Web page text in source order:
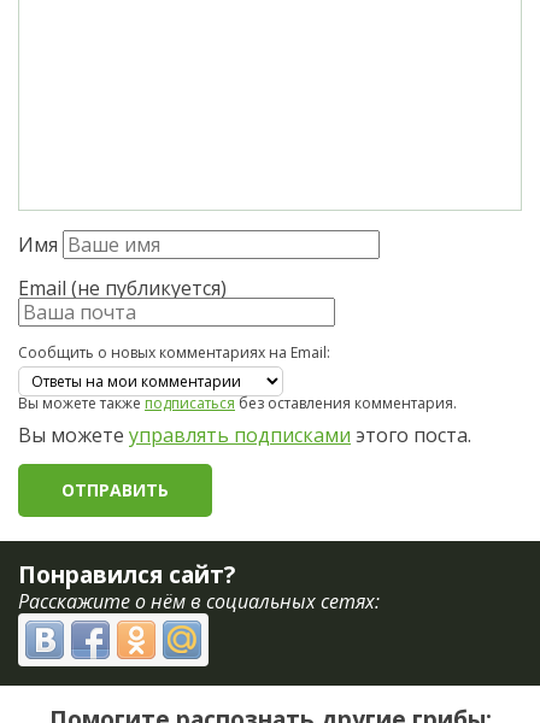
Имя
Email (не публикуется)
Сообщить о новых комментариях на Email:
Вы можете такжеподписатьсябез оставления комментария.
Вы можете управлять подписками этого поста.
Понравился сайт?
Расскажите о нём в социальных сетях: